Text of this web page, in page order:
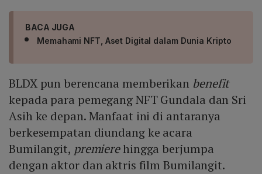
BACA JUGA
Memahami NFT, Aset Digital dalam Dunia Kripto
BLDX pun berencana memberikan benefit
kepada para pemegang NFT Gundala dan Sri
Asih ke depan. Manfaat ini di antaranya
berkesempatan diundang ke acara
Bumilangit, premierehingga berjumpa
dengan aktor dan aktris film Bumilangit.